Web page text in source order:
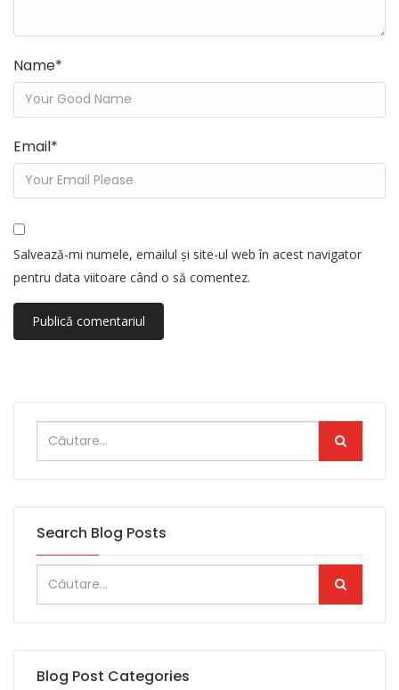
Name*
Email*
Salvează-mi numele, emailul și site-ul web în acest navigator
pentru data viitoare când o să comentez.
Search Blog Posts
Blog Post Categories